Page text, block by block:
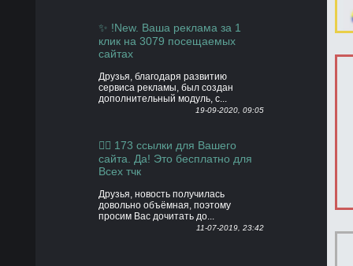
✨ !New. Ваша реклама за 1
клик на 3079 посещаемых
сайтах
Друзья, благодаря развитию
сервиса рекламы, был создан
дополнительный модуль, с...
19-09-2020, 09:05
👍🏻 173 ссылки для Вашего
сайта. Да! Это бесплатно для
Всех тчк
Друзья, новость получилась
довольно объёмная, поэтому
просим Вас дочитать до...
11-07-2019, 23:42